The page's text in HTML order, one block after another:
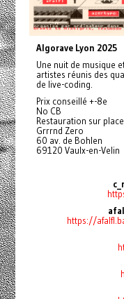
Algorave Lyon 2025
Une nuit de musique
artistes réunis des
de live-coding.
Prix conseillé +-8e
No CB
Restauration sur
Grrrnd Zero
60 av. de Bohlen
69120 Vaulx-en-Velin
https://